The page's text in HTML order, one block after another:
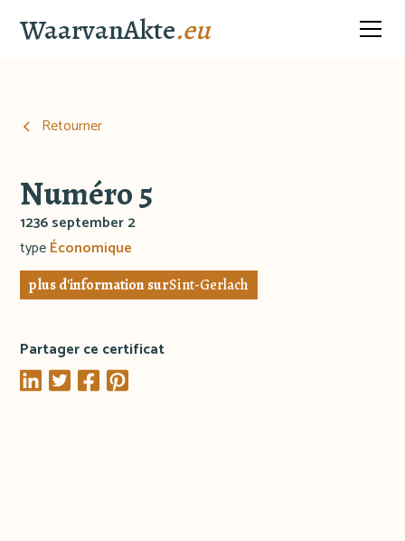
WaarvanAkte.eu
Retourner
Numéro 5
1236 september 2
typeÉconomique
plus d'information surSint-Gerlach
Partager ce certificat